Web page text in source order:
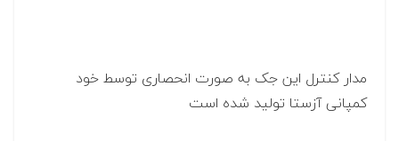
مدار کنترل این جک به صورت انحصاری توسط خود
کمپانی آزستا تولید شده است